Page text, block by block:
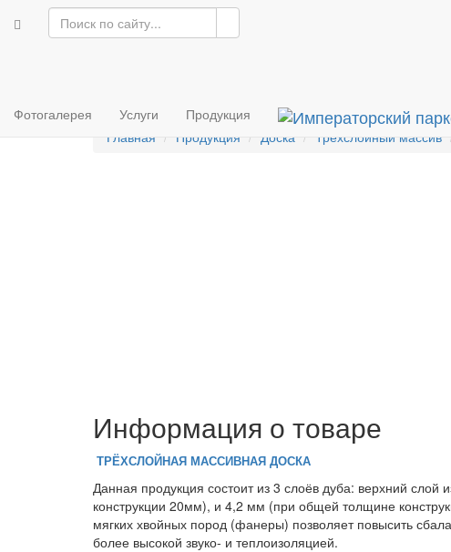
Фотогалерея Услуги Продукция
паркет
Главная Продукция Доска Трехслойный массив
Информация о товаре
ТРЁХСЛОЙНАЯ МАССИВНАЯ ДОСКА
Данная продукция состоит из 3 слоёв дуба: верхний
конструкции 20мм), и 4,2 мм (при общей толщине
мягких хвойных пород (фанеры) позволяет повысить
более высокой звуко- и теплоизоляцией.